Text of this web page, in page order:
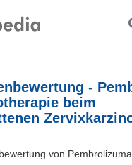
-
beim
von